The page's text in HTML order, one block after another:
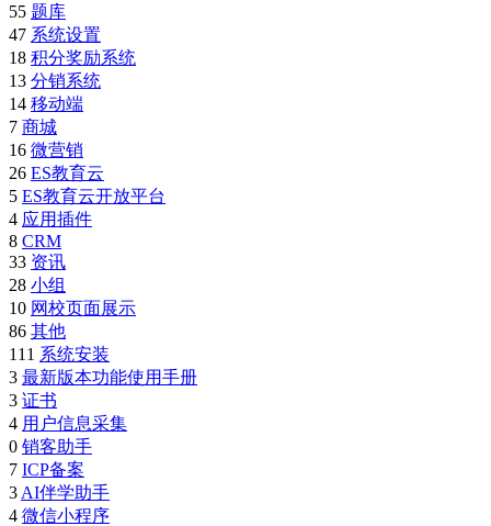
55 题库
47 系统设置
18 积分奖励系统
13 分销系统
14 移动端
7 商城
16 微营销
26 ES教育云
5 ES教育云开放平台
4 应用插件
8 CRM
33 资讯
28 小组
10 网校页面展示
86 其他
111 系统安装
3 最新版本功能使用手册
3 证书
4 用户信息采集
0 销客助手
7 ICP备案
3 AI伴学助手
4 微信小程序